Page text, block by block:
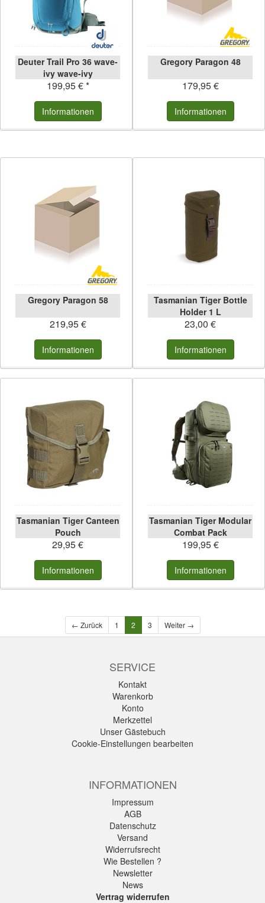
Deuter Trail Pro 36 wave-
ivy wave-ivy
199,95 € *
Informationen
Gregory Paragon 48
179,95 €
Informationen
Gregory Paragon 58
219,95 €
Informationen
Tasmanian Tiger Bottle
Holder 1 L
23,00 €
Informationen
Tasmanian Tiger Canteen
Pouch
29,95 €
Informationen
Tasmanian Tiger Modular
Combat Pack
199,95 €
Informationen
← Zurück 1 2 3 Weiter →
SERVICE
Kontakt
Warenkorb
Konto
Merkzettel
Unser Gästebuch
Cookie-Einstellungen bearbeiten
INFORMATIONEN
Impressum
AGB
Datenschutz
Versand
Widerrufsrecht
Wie Bestellen ?
Newsletter
News
Vertrag widerrufen